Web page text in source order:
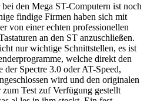
den Mega ST-Computern ist noch
findige Firmen haben sich mit
von einer echten professionellen
an den ST anzuschließen.
nur wichtige Schnittstellen, es ist
welche direkt den
Spectre 3.0 oder AT-Speed,
wird und den originalen
Test zuf Verfügung gestellt